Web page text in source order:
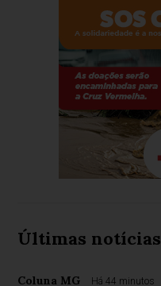
Últimas notícias
Coluna MG Há 44 minutos